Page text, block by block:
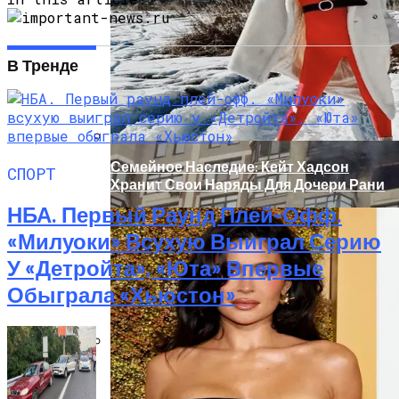
«Морковное» ДТП На Трассе Одесса-
Николаев: Столкнулись Два Грузовика
Масштабный Пожар В Киевской
Многоэтажке: Пострадавший Попал В
Семейное Наследие: Кейт Хадсон
Хранит Свои Наряды Для Дочери Рани
В Тренде
СПОРТ
НБА. Первый Раунд Плей-Офф.
«Милуоки» Всухую Выиграл Серию
У «Детройта», «Юта» Впервые
Обыграла «Хьюстон»